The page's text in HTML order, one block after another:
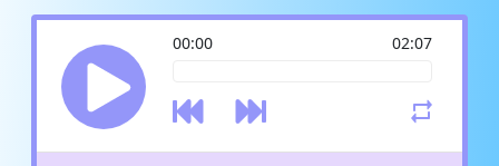
00:00 02:07